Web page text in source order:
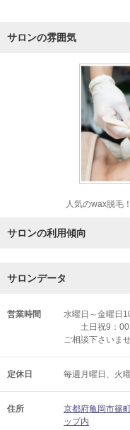
サロンの雰囲気
人気のwax脱毛
サロンの利用傾向
サロンデータ
営業時間
水曜日～金曜日
土日祝9：00
ご相談下さいませ
定休日 毎週月曜日、火
住所
京都府亀岡市篠
ップ内